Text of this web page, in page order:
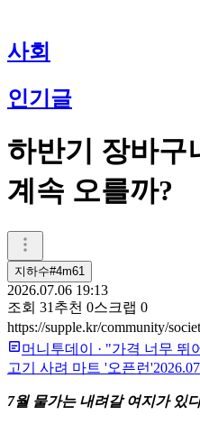
사회
인기글
하반기 장바구
계속 오를까?
지하수#4m61
2026.07.06 19:13
조회 31 추천 0스크랩 0
https://supple.kr/community/
머니투데이 · "가격 너무 뛰
고기 사려 마트 '오픈런'
7월 물가는 내려갈 여지가 있